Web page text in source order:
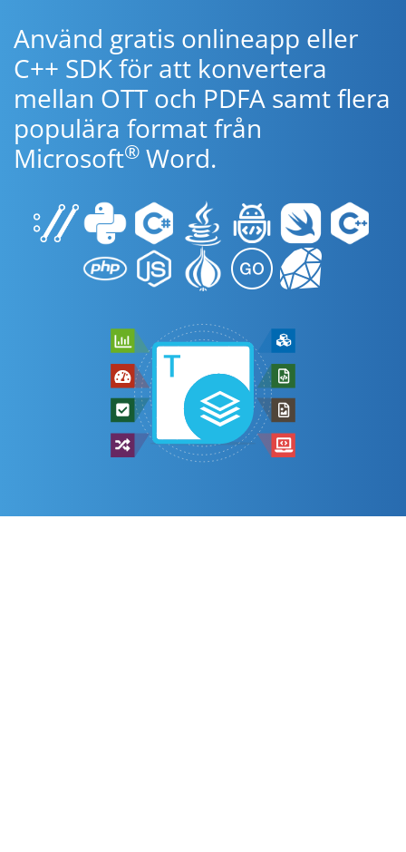
Använd gratis onlineapp eller
C++ SDK för att konvertera
mellan OTT och PDFA samt flera
populära format från
Microsoft® Word.